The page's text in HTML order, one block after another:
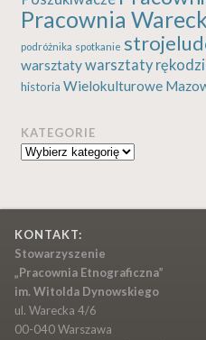
Pracownia
podróżnika spotkanie
warsztatywarsztaty
historia Wielokulturowe
KATEGORIE
Kategorie
KONTAKT:
Stowarzyszenie
„Pracownia Etnograficzna”
im. Witolda Dynowskiego
ul. Warecka 4/6
00-040 Warszawa